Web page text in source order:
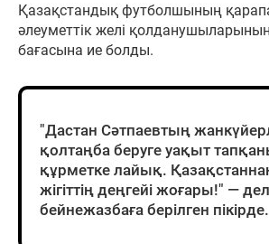
Қазақстандық футболшының
әлеуметтік желі
бағасына ие болды.
"Дастан Сәтпаевтың
қолтаңба беруге уақыт
құрметке лайық.
жігіттің деңгейі жоғары!" —
бейнежазбаға берілген пікірде.